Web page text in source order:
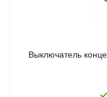
Выключатель